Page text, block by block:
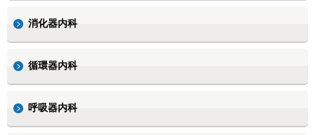
消化器内科
循環器内科
呼吸器内科